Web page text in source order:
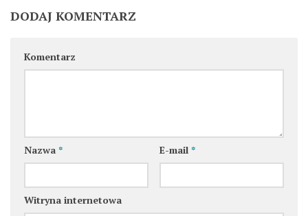
DODAJ KOMENTARZ
Komentarz
Nazwa * E-mail *
Witryna internetowa